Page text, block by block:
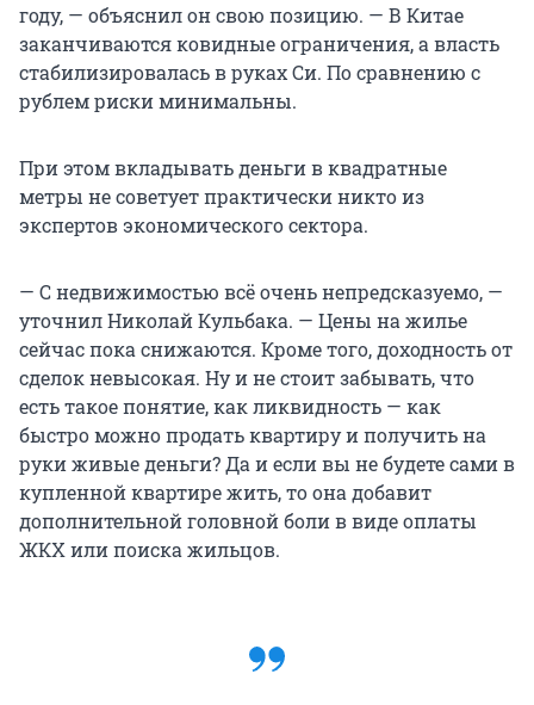
году, — объяснил он свою позицию. — В Китае
заканчиваются ковидные ограничения, а власть
стабилизировалась в руках Си. По сравнению с
рублем риски минимальны.
При этом вкладывать деньги в квадратные
метры не советует практически никто из
экспертов экономического сектора.
— С недвижимостью всё очень непредсказуемо, —
уточнил Николай Кульбака. — Цены на жилье
сейчас пока снижаются. Кроме того, доходность от
сделок невысокая. Ну и не стоит забывать, что
есть такое понятие, как ликвидность — как
быстро можно продать квартиру и получить на
руки живые деньги? Да и если вы не будете сами в
купленной квартире жить, то она добавит
дополнительной головной боли в виде оплаты
ЖКХ или поиска жильцов.